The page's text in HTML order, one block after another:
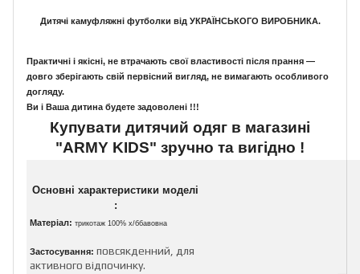
Дитячі камуфляжні футболки від УКРАЇНСЬКОГО ВИРОБНИКА.
Практичні і якісні, не втрачають свої властивості після прання ―
довго зберігають свій первісний вигляд, не вимагають особливого
догляду.
Ви і Ваша дитина будете задоволені !!!
Купувати дитячий одяг в магазині
"ARMY KIDS" зручно та вигідно !
Основні характеристики моделі
:
Матеріал: трикотаж 100% х/ббавовна
Застосування: повсякденний, для
активного відпочинку.